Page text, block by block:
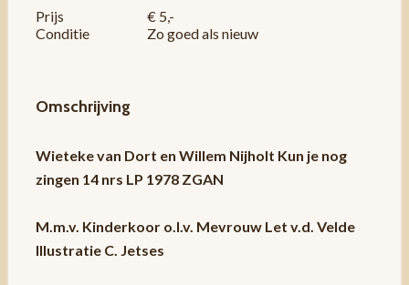
Prijs
€ 5,-
Conditie
Zo goed als nieuw
Omschrijving
Wieteke van Dort en Willem Nijholt Kun je nog
zingen 14 nrs LP 1978 ZGAN
M.m.v. Kinderkoor o.l.v. Mevrouw Let v.d. Velde
Illustratie C. Jetses